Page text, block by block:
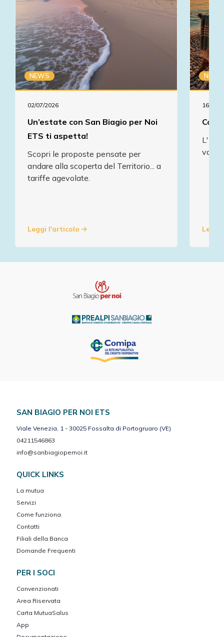
NEWS
02/07/2026
Un’estate con San Biagio per Noi
ETS ti aspetta!
Scopri le proposte pensate per
andare alla scoperta del Territorio... a
tariffe agevolate.
Leggi l'articolo
NEWS
16/07/
L'
va in
SAN BIAGIO PER NOI ETS
Viale Venezia, 1 - 30025 Fossalta di Portogruaro (VE)
04211546863
info@sanbiagiopernoi.it
QUICK LINKS
La mutua
Servizi
Come funziona
Contatti
Filiali della Banca
Domande Frequenti
PER I SOCI
Convenzionati
Area Riservata
Carta MutuaSalus
App